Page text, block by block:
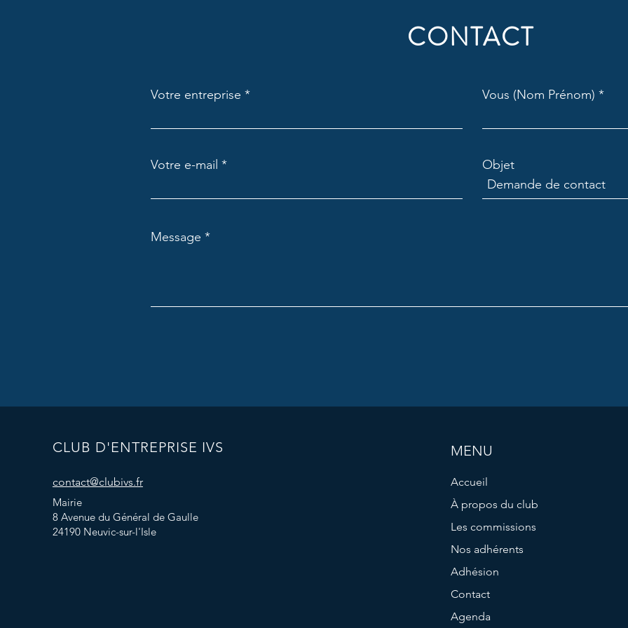
CONTACT
Votre entreprise Vous (Nom Prénom)
Votre e-mail Objet
Message
CLUB D'ENTREPRISE IVS
contact@clubivs.fr
Mairie
8 Avenue du Général de Gaulle
24190 Neuvic-sur-l'Isle
MENU
Accueil
À propos du club
Les commissions
Nos adhérents
Adhésion
Contact
Agenda